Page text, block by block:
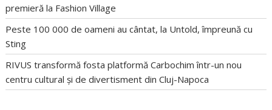
premieră la Fashion Village
Peste 100 000 de oameni au cântat, la Untold, împreună cu
Sting
RIVUS transformă fosta platformă Carbochim într-un nou
centru cultural și de divertisment din Cluj-Napoca